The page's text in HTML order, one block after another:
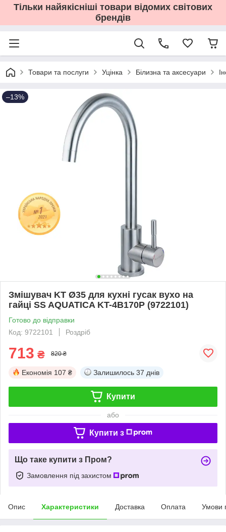
Тільки найякісніші товари відомих світових
брендів
Товари та послуги Уцінка Білизна та аксесуари
–13%
Змішувач KT Ø35 для кухні гусак вухо на
гайці SS AQUATICA KT-4B170P (9722101)
Готово до відправки
Код: 9722101
Роздріб
713 ₴ 820 ₴
Економія 107 ₴ Залишилось 37 днів
Купити
або
Купити з
Що таке купити з Пром?
Замовлення під захистом
Опис Характеристики Доставка Оплата Умови